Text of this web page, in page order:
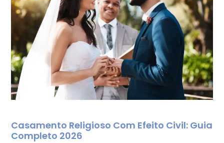
Casamento Religioso Com Efeito Civil: Guia
Completo 2026